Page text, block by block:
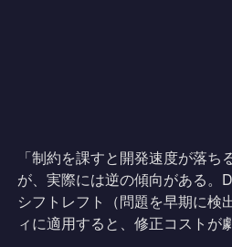
「制約を課すと開発速度が落
が、実際には逆の傾向がある。
シフトレフト（問題を早期に検
ィに適用すると、修正コストが